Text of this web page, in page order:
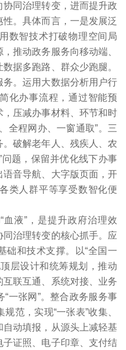
同治理转变，进而提升政
。具体而言，一是发展泛
数智技术打破物理空间局
推动政务服务向移动端、
据多跑路、群众少跑腿。
。运用大数据分析用户行
化办事流程，通过智能预
压减办事材料、环节和时
全程网办、一窗通取”。三
破解老年人、残疾人、农
题，保留并优化线下办事
音导航、大字版页面，开
类人群平等享受数智化便
液”，是提升政府治理效
治理转变的核心抓手。应
础和技术支撑。以“全国一
层设计和统筹规划，推动
联互通、系统对接、业务
一张网”。整合政务服务事
范，实现“一张表”收集、
动填报，从源头上减轻基
证照、电子印章、支付结